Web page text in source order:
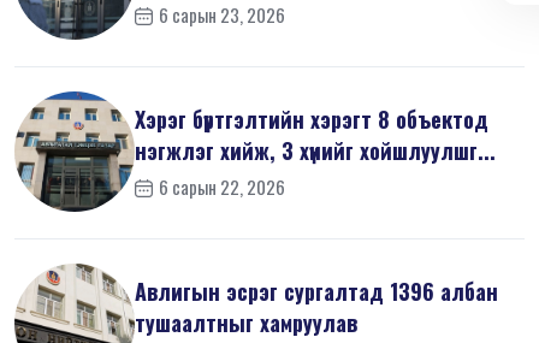
мэдүүл...
6 сарын 23, 2026
Хэрэг бүртгэлтийн хэрэгт 8 объектод
нэгжлэг хийж, 3 хүнийг хойшлуулшг...
6 сарын 22, 2026
Авлигын эсрэг сургалтад 1396 албан
тушаалтныг хамруулав